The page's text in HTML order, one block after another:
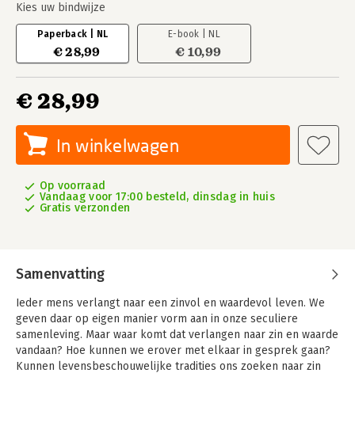
Kies uw bindwijze
Paperback | NL
€ 28,99
E-book | NL
€ 10,99
€ 28,99
In winkelwagen
Op voorraad
Vandaag voor 17:00 besteld, dinsdag in huis
Gratis verzonden
Samenvatting
Ieder mens verlangt naar een zinvol en waardevol leven. We
geven daar op eigen manier vorm aan in onze seculiere
samenleving. Maar waar komt dat verlangen naar zin en waarde
vandaan? Hoe kunnen we erover met elkaar in gesprek gaan?
Kunnen levensbeschouwelijke tradities ons zoeken naar zin